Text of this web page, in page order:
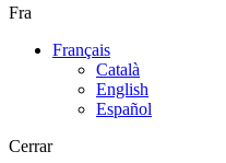
Fra
Français
Català
English
Español
Cerrar